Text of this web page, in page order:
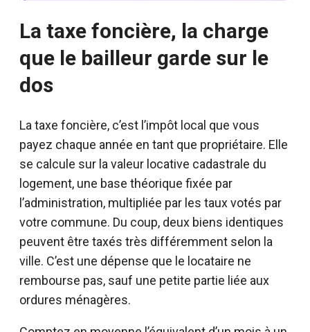
La taxe foncière, la charge
que le bailleur garde sur le
dos
La taxe foncière, c’est l’impôt local que vous
payez chaque année en tant que propriétaire. Elle
se calcule sur la valeur locative cadastrale du
logement, une base théorique fixée par
l’administration, multipliée par les taux votés par
votre commune. Du coup, deux biens identiques
peuvent être taxés très différemment selon la
ville. C’est une dépense que le locataire ne
rembourse pas, sauf une petite partie liée aux
ordures ménagères.